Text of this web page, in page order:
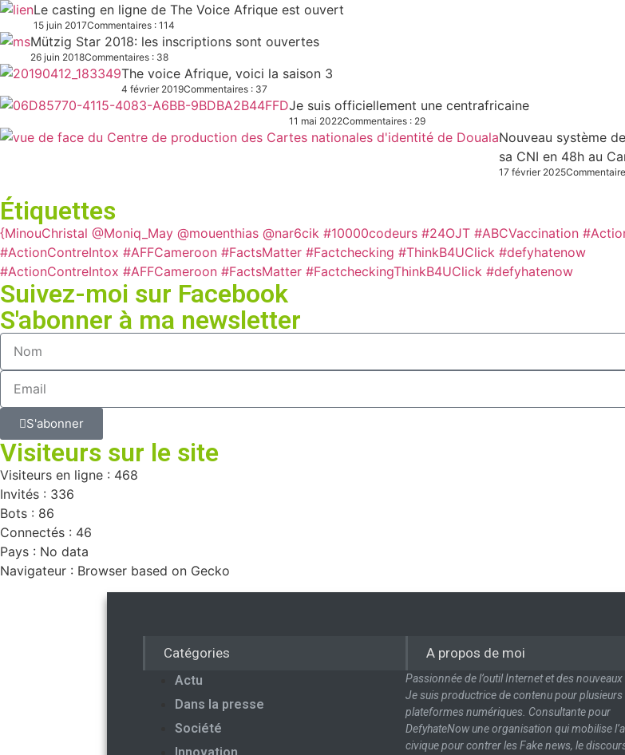
Le casting en ligne de The Voice Afrique est ouvert
15 juin 2017Commentaires : 114
Mützig Star 2018: les inscriptions sont ouvertes
26 juin 2018Commentaires : 38
The voice Afrique, voici la saison 3
4 février 2019Commentaires : 37
Je suis officiellement une centrafricaine
11 mai 2022Commentaires : 29
Nouveau système
sa CNI en 48h au
17 février 2025
Étiquettes
{MinouChristal @Moniq_May @mouenthias @nar6cik #10000codeurs #24OJT #ABCVaccination
#ActionContreIntox #AFFCameroon #FactsMatter #Factchecking #ThinkB4UClick #defyhatenow
#ActionContreIntox #AFFCameroon #FactsMatter #FactcheckingThinkB4UClick #defyhatenow
Suivez-moi sur Facebook
S'abonner à ma newsletter
S'abonner
Visiteurs sur le site
Visiteurs en ligne : 468
Invités : 336
Bots : 86
Connectés : 46
Pays : No data
Navigateur : Browser based on Gecko
Catégories
Actu
Dans la presse
Société
A propos de moi
Passionnée de l’outil Internet et des nouveaux
Je suis productrice de contenu pour plusieurs
plateformes numériques. Consultante pour
DefyhateNow une organisation qui mobilise
civique pour contrer les Fake news, le